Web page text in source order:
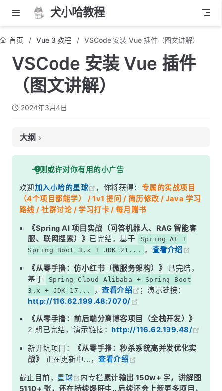
犬小哈教程
首页 Vue 3 教程 VSCode 安装 Vue 插件（图文讲解）
VSCode 安装 Vue 插件
（图文讲解）
2024年3月4日
大纲
一、Vue - Official 插件（必备）
二、Vue 3 Snippets 插件（必备）
三、别名路径跳转
四、Auto Rename Tag
五、Auto Close Tag
六、CSS Navigation
八、Tailwind CSS IntelliSense
九、Moonlight 主题插件（可选）
如何安装插件？
结语
一则或许对你有用的小广告
欢迎加入小哈的星球 ，你将获得： 专属的实战项目
（4个项目都能学） / 1v1 提问 / 简历修改 / Java 学习
路线 / 社群讨论 / 学习打卡 / 每月赠书
《Spring AI 项目实战（问答机器人、RAG 智能客
服、联网搜索）》 已完结，基于
Spring AI +
Spring Boot 3.x + JDK 21...
， 查看介绍
《从零手撸：仿小红书（微服务架构）》
已完结，
基于
Spring Cloud Alibaba + Spring Boot
3.x + JDK 17...
，查看介绍
；演示链接：
http://116.62.199.48:7070/
《从零手撸：前后端分离博客项目（全栈开发）》
2 期已完结，演示链接： http://116.62.199.48/
新开坑项目：
《从零手撸：秒杀系统高并发优化实
战》
正在更新中...，查看介绍
截止目前， 星球 内专栏累计输出 150w+ 字，讲解图
5110+ 张，还在持续爆肝中.. 后续还会上新更多项目，